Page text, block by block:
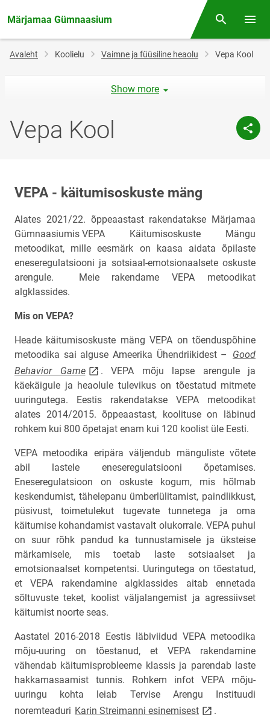
Märjamaa Gümnaasium Otsing
Jälglink
Avaleht Koolielu Vaimne ja füüsiline heaolu Vepa Kool
Vepa Kool
Show more
VEPA - käitumisoskuste mäng
Alates 2021/22. õppeaastast rakendatakse Märjamaa
Gümnaasiumis VEPA Käitumisoskuste Mängu
metoodikat, mille eesmärk on kaasa aidata õpilaste
eneseregulatsiooni ja sotsiaal-emotsionaalsete oskuste
arengule. Meie rakendame VEPA metoodikat
algklassides.
Mis on VEPA?
Heade käitumisoskuste mäng VEPA on tõenduspõhine
metoodika sai alguse Ameerika Ühendriikidest –
Good
Behavior Gamelink opens on new page
. VEPA mõju lapse arengule ja
käekäigule ja heaolule tulevikus on tõestatud mitmete
uuringutega. Eestis rakendatakse VEPA metoodikat
alates 2014/2015. õppeaastast, koolituse on läbinud
rohkem kui 800 õpetajat enam kui 120 koolist üle Eesti.
VEPA metoodika eripära väljendub mänguliste võtete
abil lastele eneseregulatsiooni õpetamises.
Eneseregulatsioon on oskuste kogum, mis hõlmab
keskendumist, tähelepanu ümberlülitamist, paindlikkust,
püsivust, toimetulekut tugevate tunnetega ja oma
käitumise kohandamist vastavalt olukorrale. VEPA puhul
on suur rõhk pandud ka tunnustamisele ja üksteise
märkamisele, mis toetab laste sotsiaalset ja
emotsionaalset kompetentsi. Uuringutega on tõestatud,
et VEPA rakendamine algklassides aitab ennetada
sõltuvuste teket, koolist väljalangemist ja agressiivset
käitumist noorte seas.
Aastatel 2016-2018 Eestis läbiviidud VEPA metoodika
mõju-uuring on tõestanud, et VEPA rakendamine
vähendab käitumisprobleeme klassis ja parendab laste
hakkamasaamist tunnis. Rohkem infot VEPA mõju-
uuringu kohta leiab Tervise Arengu Instituudi
noremteaduri Karin Streimanni esinemisestlink opens on
.